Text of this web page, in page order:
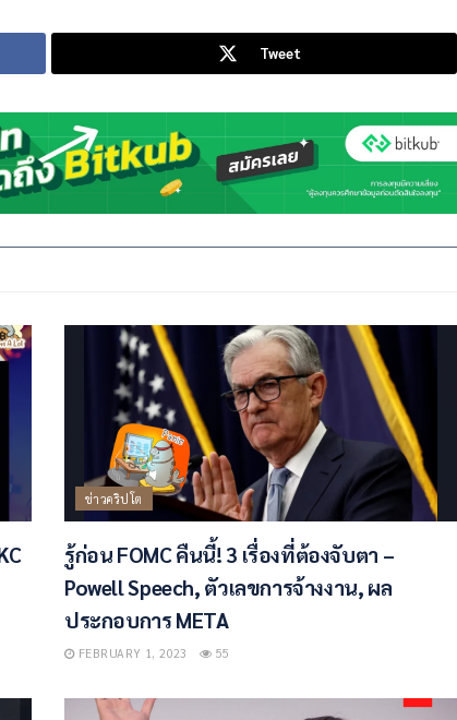
Tweet
ข่าวคริปโต
รู้ก่อน FOMC คืนนี้! 3 เรื่องที่ต้องจับตา –
Powell Speech, ตัวเลขการจ้างงาน, ผล
ประกอบการ META
FEBRUARY 1, 2023 55